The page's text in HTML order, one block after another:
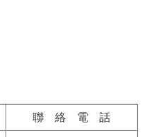
聯 絡 電 話